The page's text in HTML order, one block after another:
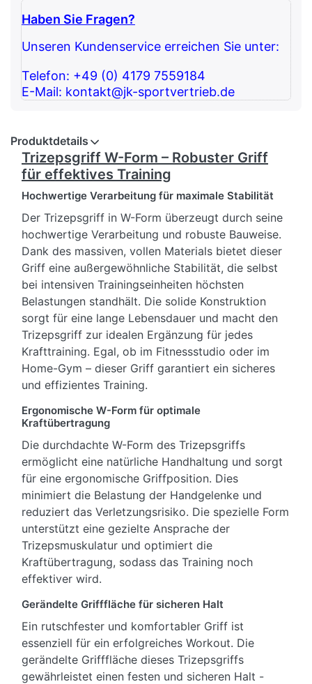
Haben Sie Fragen?
Unseren Kundenservice erreichen Sie unter:
Telefon: +49 (0) 4179 7559184
E-Mail: kontakt@jk-sportvertrieb.de
Produktdetails
Trizepsgriff W-Form – Robuster Griff
für effektives Training
Hochwertige Verarbeitung für maximale Stabilität
Der Trizepsgriff in W-Form überzeugt durch seine
hochwertige Verarbeitung und robuste Bauweise.
Dank des massiven, vollen Materials bietet dieser
Griff eine außergewöhnliche Stabilität, die selbst
bei intensiven Trainingseinheiten höchsten
Belastungen standhält. Die solide Konstruktion
sorgt für eine lange Lebensdauer und macht den
Trizepsgriff zur idealen Ergänzung für jedes
Krafttraining. Egal, ob im Fitnessstudio oder im
Home-Gym – dieser Griff garantiert ein sicheres
und effizientes Training.
Ergonomische W-Form für optimale
Kraftübertragung
Die durchdachte W-Form des Trizepsgriffs
ermöglicht eine natürliche Handhaltung und sorgt
für eine ergonomische Griffposition. Dies
minimiert die Belastung der Handgelenke und
reduziert das Verletzungsrisiko. Die spezielle Form
unterstützt eine gezielte Ansprache der
Trizepsmuskulatur und optimiert die
Kraftübertragung, sodass das Training noch
effektiver wird.
Gerändelte Grifffläche für sicheren Halt
Ein rutschfester und komfortabler Griff ist
essenziell für ein erfolgreiches Workout. Die
gerändelte Grifffläche dieses Trizepsgriffs
gewährleistet einen festen und sicheren Halt -